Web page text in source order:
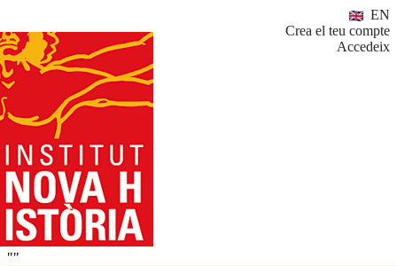
EN
Crea el teu compte
Accedeix
""